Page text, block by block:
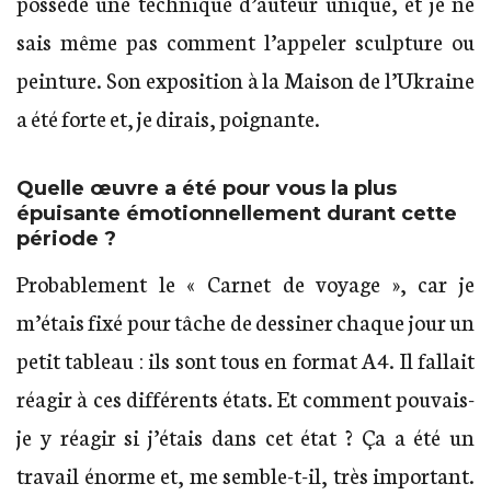
sais même pas comment l’appeler sculpture ou
peinture. Son exposition à la Maison de l’Ukraine
a été forte et, je dirais, poignante.
Quelle œuvre a été pour vous la plus
épuisante émotionnellement durant cette
période ?
Probablement le « Carnet de voyage », car je
m’étais fixé pour tâche de dessiner chaque jour un
petit tableau : ils sont tous en format A4. Il fallait
réagir à ces différents états. Et comment pouvais-
je y réagir si j’étais dans cet état ? Ça a été un
travail énorme et, me semble-t-il, très important.